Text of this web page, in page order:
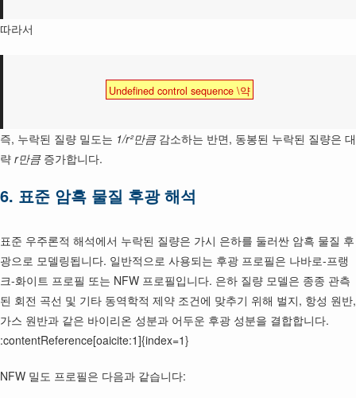
따라서
Undefined control sequence \약
즉, 누락된 질량 밀도는 1/r²만큼감소하는 반면, 동봉된 누락된 질량은 대
략 r만큼증가합니다.
6. 표준 암흑 물질 후광 해석
표준 우주론적 해석에서 누락된 질량은 가시 은하를 둘러싼 암흑 물질 후
광으로 모델링됩니다. 일반적으로 사용되는 후광 프로필은 나바로-프랭
크-화이트 프로필 또는 NFW 프로필입니다. 은하 질량 모델은 종종 관측
된 회전 곡선 및 기타 동역학적 제약 조건에 맞추기 위해 벌지, 항성 원반,
가스 원반과 같은 바이리온 성분과 어두운 후광 성분을 결합합니다.
:contentReference[oaicite:1]{index=1}
NFW 밀도 프로필은 다음과 같습니다: